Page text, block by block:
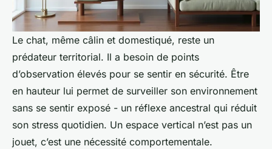
Le chat, même câlin et domestiqué, reste un
prédateur territorial. Il a besoin de points
d’observation élevés pour se sentir en sécurité. Être
en hauteur lui permet de surveiller son environnement
sans se sentir exposé - un réflexe ancestral qui réduit
son stress quotidien. Un espace vertical n’est pas un
jouet, c’est une nécessité comportementale.